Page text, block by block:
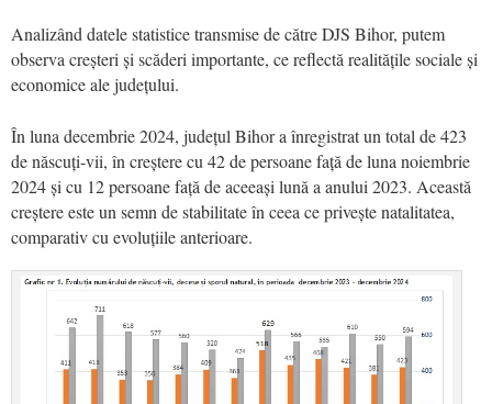
Analizând datele statistice transmise de către DJS Bihor, putem
observa creșteri și scăderi importante, ce reflectă realitățile sociale și
economice ale județului.
În luna decembrie 2024, județul Bihor a înregistrat un total de 423
de născuți-vii, în creștere cu 42 de persoane față de luna noiembrie
2024 și cu 12 persoane față de aceeași lună a anului 2023. Această
creștere este un semn de stabilitate în ceea ce privește natalitatea,
comparativ cu evoluțiile anterioare.